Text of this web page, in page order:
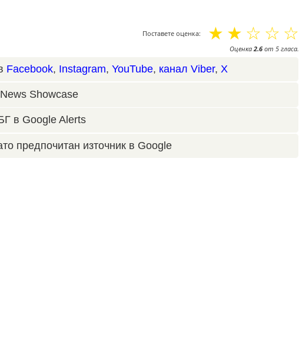
Поставете оценка: ☆
☆
☆
☆
☆
Оценка2.6от 5гласа.
Facebook, Instagram, YouTube, канал Viber, X
Showcase
в Google Alerts
предпочитан източник в Google